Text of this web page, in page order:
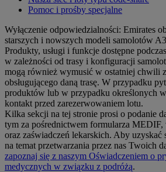
Pomoc i prośby specjalne
Wyłączenie odpowiedzialności: Emirates
starszych i nowszych modeli samolotów
Produkty, usługi i funkcje dostępne
w zależności od trasy i konfiguracji
mogą również wymusić w ostatniej chwili
obsługującego daną trasę. W przypadku
produktów lub w przypadku określonych
kontakt przed zarezerwowaniem lotu.
Kilka sekcji na tej stronie prosi o podanie
tym za pośrednictwem formularza
oraz zaświadczeń lekarskich. Aby uzyskać
na temat przetwarzania przez nas Twoich
zapoznaj się z naszym Oświadczeniem o
medycznych w związku z podróżą.